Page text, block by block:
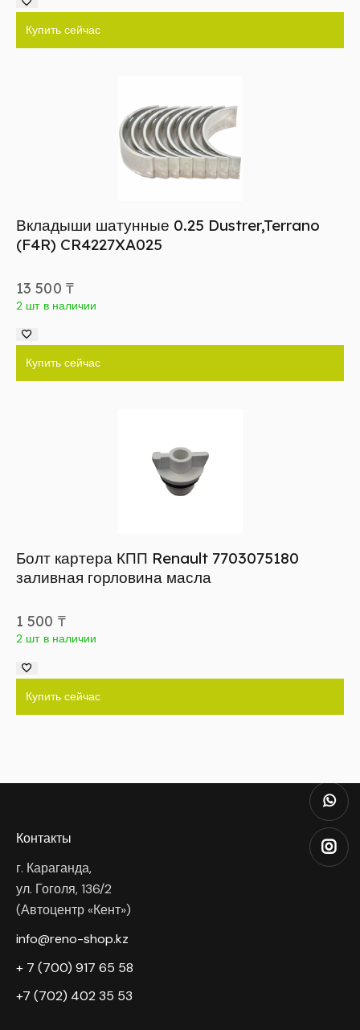
Купить сейчас
Вкладыши шатунные 0.25 Dustrer,Terrano
(F4R) CR4227XA025
13 500 ₸
2 шт в наличии
Купить сейчас
Болт картера КПП Renault 7703075180
заливная горловина масла
1 500 ₸
2 шт в наличии
Купить сейчас
Контакты
г. Караганда,
ул. Гоголя, 136/2
(Автоцентр «Кент»)
info@reno-shop.kz
+ 7 (700) 917 65 58
+7 (702) 402 35 53